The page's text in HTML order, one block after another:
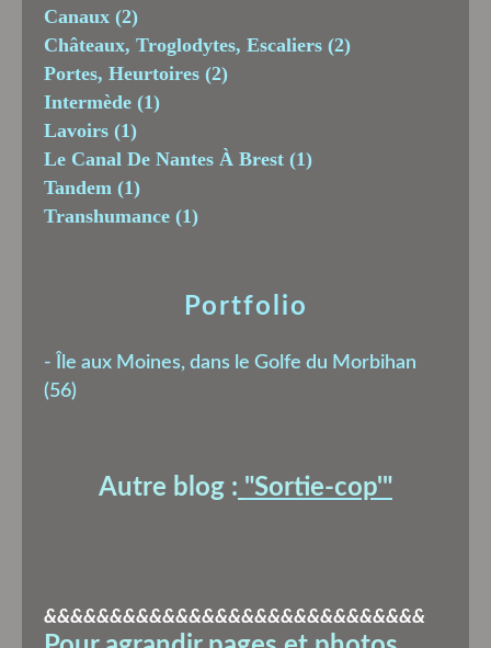
Canaux (2)
Châteaux, Troglodytes, Escaliers (2)
Portes, Heurtoires (2)
Intermède (1)
Lavoirs (1)
Le Canal De Nantes À Brest (1)
Tandem (1)
Transhumance (1)
Portfolio
- Île aux Moines, dans le Golfe du Morbihan
(56)
Autre blog : "Sortie-cop'"
&&&&&&&&&&&&&&&&&&&&&&&&&&&&&